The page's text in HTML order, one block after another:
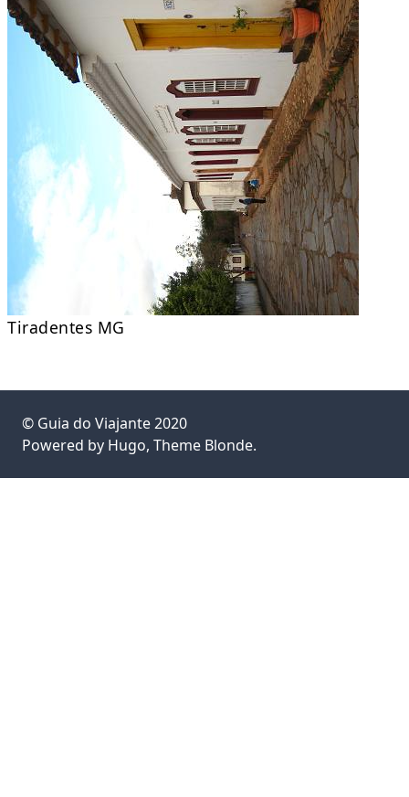
Tiradentes MG
© Guia do Viajante2020
Powered by Hugo, Theme Blonde.